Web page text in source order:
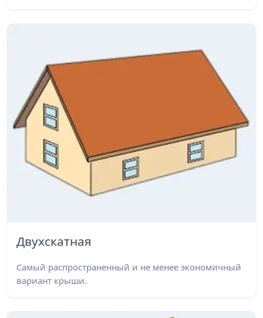
Двухскатная
Самый распространенный и не менее экономичный
вариант крыши.